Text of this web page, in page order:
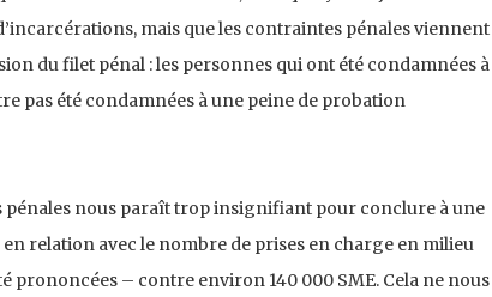
mais que les contraintes pénales viennent
du filet pénal : les personnes qui ont été condamnées à
pas été condamnées à une peine de probation
pénales nous paraît trop insignifiant pour conclure à une
relation avec le nombre de prises en charge en milieu
prononcées – contre environ 140 000 SME. Cela ne nous